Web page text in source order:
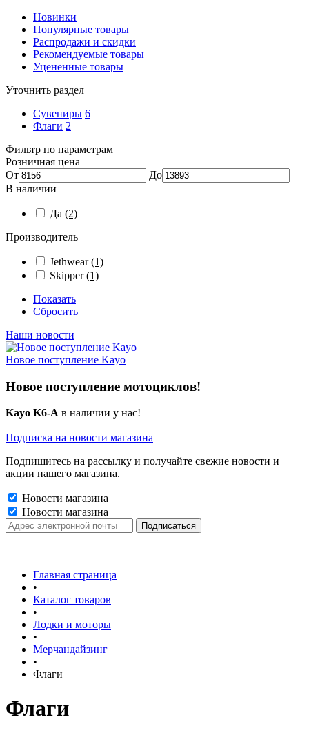
Новинки
Популярные товары
Распродажи и скидки
Рекомендуемые товары
Уцененные товары
Уточнить раздел
Сувениры 6
Флаги 2
Фильтр по параметрам
Розничная цена
От
До
В наличии
Да (2)
Производитель
Jethwear(1)
Skipper(1)
Показать
Сбросить
Наши новости
Новое поступление Kayo
Новое поступление мотоциклов!
Kayo K6-A в наличии у нас!
Подписка на новости магазина
Подпишитесь на рассылку и получайте свежие новости и
акции нашего магазина.
Новости магазина
Новости магазина
Главная страница
•
Каталог товаров
•
Лодки и моторы
•
Мерчандайзинг
•
Флаги
Флаги